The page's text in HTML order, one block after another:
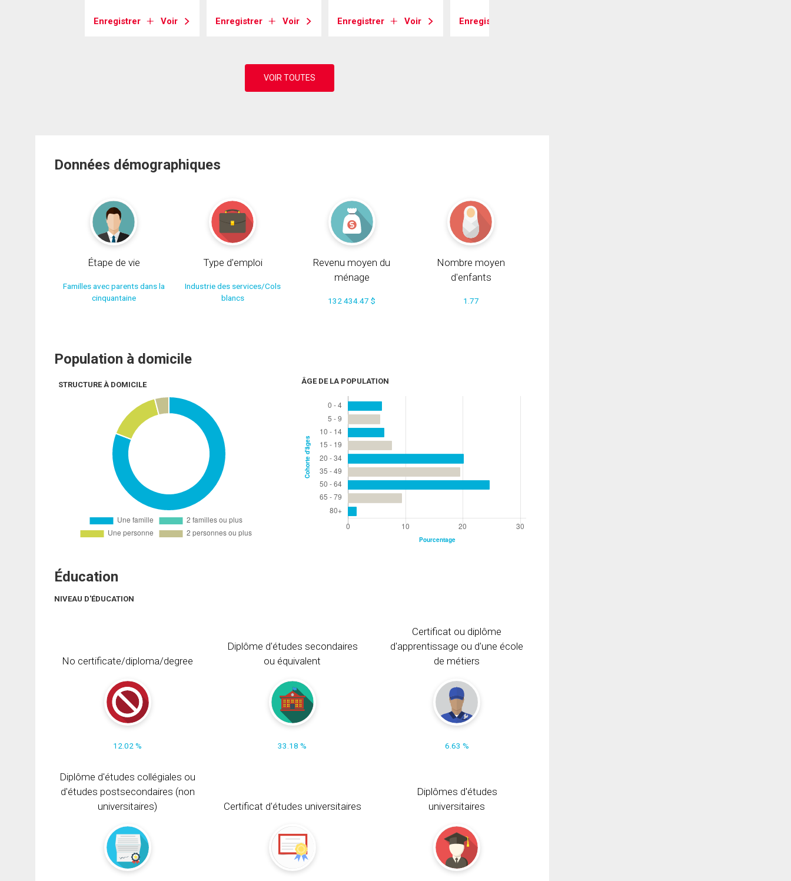
Enregistrer Voir Enregistrer Voir Enregistrer Voir Enregistrer
Données démographiques
Étape de vie
Familles avec parents dans la
cinquantaine
Type d'emploi
Industrie des services/Cols
blancs
Revenu moyen du
ménage
132 434.47 $
Nombre moyen
d'enfants
1.77
Population à domicile
STRUCTURE À DOMICILE ÂGE DE LA POPULATION
Éducation
NIVEAU D'ÉDUCATION
No certificate/diploma/degree
12.02 %
Diplôme d'études secondaires
ou équivalent
33.18 %
Certificat ou diplôme
d'apprentissage ou d'une école
de métiers
6.63 %
Diplôme d'études collégiales ou
d'études postsecondaires (non
universitaires)
Certificat d'études universitaires
Diplômes d'études
universitaires